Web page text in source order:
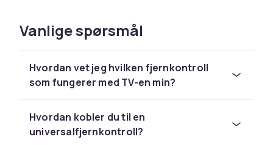
ønsker å redusere antall kontroller og ha en
enkle å programmere og fungerer med de
fleste merker.
Erstatningsfjernkontroller –
når originalen mangler
Vanlige spørsmål
Hvordan vet jeg hvilken fjernkontroll
som fungerer med TV-en min?
Hvordan kobler du til en
universalfjernkontroll?